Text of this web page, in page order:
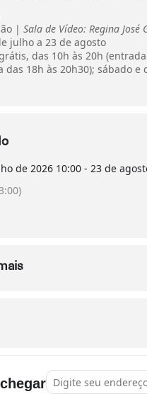
| Sala de Vídeo: Regina José
julho a 23 de agosto
das 10h às 20h
das 18h às 20h30); sábado e
de 2026 10:00 - 23 de
Address - Exposição